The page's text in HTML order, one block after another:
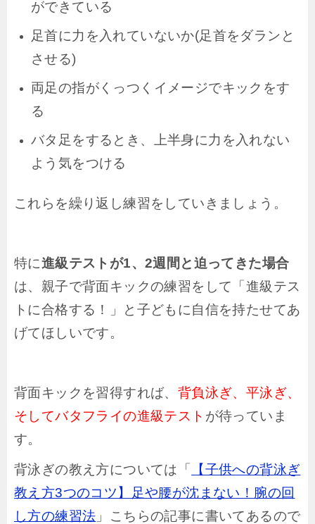
ができている
足首に力を入れていないか(足首をダランと
させる)
両足の指がくっつくイメージでキックをす
る
バタ足をするとき、上半身に力を入れない
よう気をつける
これらを繰り返し練習をしていきましょう。
特に進級テストが1、2週間と迫ってきた場合
は、親子で背面キックの練習をして「進級テス
トに合格する！」と子どもに自信を持たせてあ
げてほしいです。
背面キックを習得すれば、 背負泳ぎ、平泳ぎ、
そしてバタフライの進級テスト が待っていま
す。
背泳ぎの教え方については「
【子供への背泳ぎ
教え方3つのコツ】足や腰が沈まない！腕の回
し方の練習法 」こちらの記事に書いてあるので